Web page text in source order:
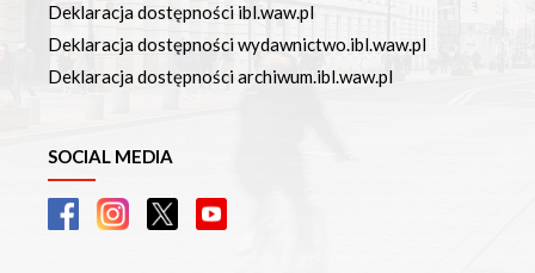
Deklaracja dostępności ibl.waw.pl
Deklaracja dostępności wydawnictwo.ibl.waw.pl
Deklaracja dostępności archiwum.ibl.waw.pl
SOCIAL MEDIA